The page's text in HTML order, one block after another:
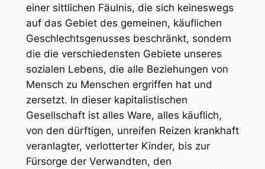
einer sittlichen Fäulnis, die sich keineswegs
auf das Gebiet des gemeinen, käuflichen
Geschlechtsgenusses beschränkt, sondern
die die verschiedensten Gebiete unseres
sozialen Lebens, die alle Beziehungen von
Mensch zu Menschen ergriffen hat und
zersetzt. In dieser kapitalistischen
Gesellschaft ist alles Ware, alles käuflich,
von den dürftigen, unreifen Reizen krankhaft
veranlagter, verlotterter Kinder, bis zur
Fürsorge der Verwandten, den